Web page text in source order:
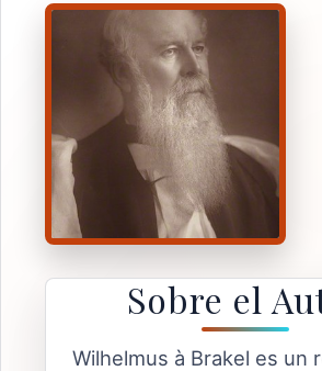
Sobre el
Wilhelmus à Brakel es un